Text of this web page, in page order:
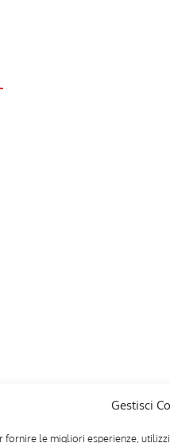
Gestisci
fornire le migliori esperienze,